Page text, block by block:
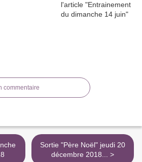
commentaire
Sortie "Père Noël" jeudi 20
décembre 2018... >